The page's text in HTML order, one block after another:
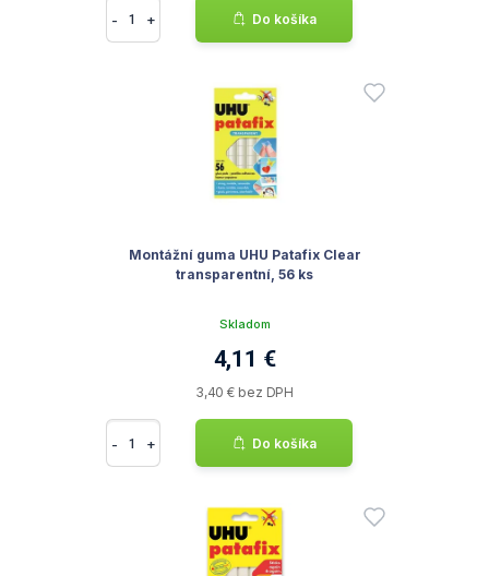
- + Do košíka
Montážní guma UHU Patafix Clear
transparentní, 56 ks
Skladom
4,11 €
3,40 € bez DPH
- + Do košíka